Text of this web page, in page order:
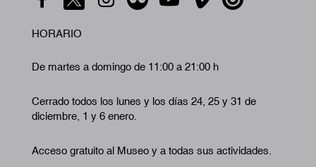
HORARIO
De martes a domingo de 11:00 a 21:00 h
Cerrado todos los lunes y los días 24, 25 y 31 de
diciembre, 1 y 6 enero.
Acceso gratuito al Museo y a todas sus actividades.